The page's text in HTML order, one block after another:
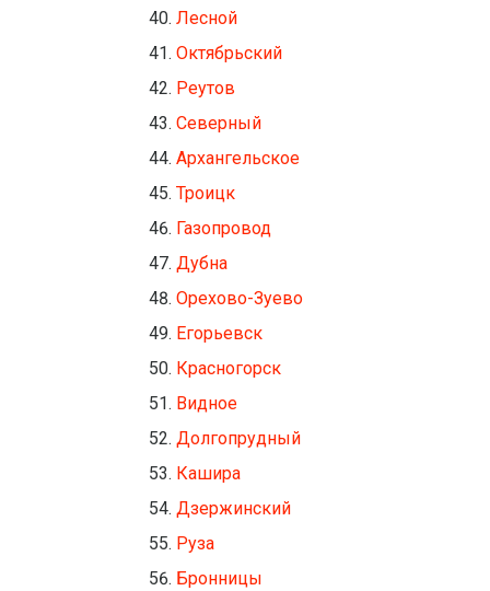
Лесной
Октябрьский
Реутов
Северный
Архангельское
Троицк
Газопровод
Дубна
Орехово-Зуево
Егорьевск
Красногорск
Видное
Долгопрудный
Кашира
Дзержинский
Руза
Бронницы